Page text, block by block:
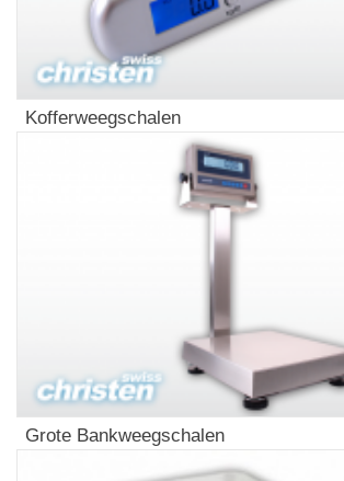
Kofferweegschalen
Grote Bankweegschalen